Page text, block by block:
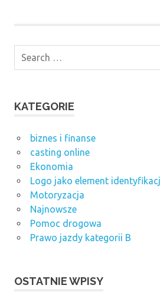
KATEGORIE
biznes i finanse
casting online
Ekonomia
Logo jako element
Motoryzacja
Najnowsze
Pomoc drogowa
Prawo jazdy kategorii B
OSTATNIE WPISY